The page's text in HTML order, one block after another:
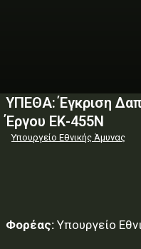
ΥΠΕΘΑ: Έγκριση
Έργου ΕΚ-455Ν
Υπουργείο Εθνικής Άμυνας
Φορέας: Υπουργείο